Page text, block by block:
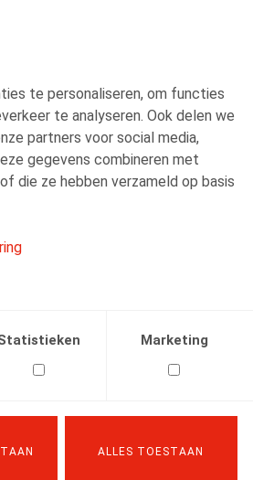
te personaliseren, om functies
te analyseren. Ook delen we
partners voor social media,
gegevens combineren met
die ze hebben verzameld op basis
Marketing
ALLES TOESTAAN
quadruple :
du
Motivation
néfastes
trop